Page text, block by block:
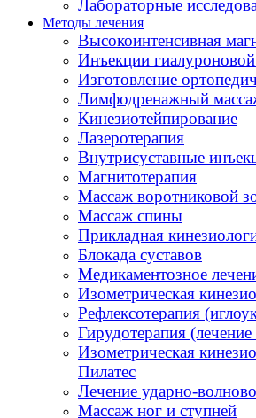
Лабораторные
Методы лечения
Высокоинтенсивная
Инъекции
Изготовление
Лимфодренажный
Кинезиотейпирование
Лазеротерапия
Внутрисуставные
Магнитотерапия
Массаж воротниковой
Массаж спины
Прикладная
Блокада суставов
Медикаментозное
Изометрическая
Рефлексотерапия
Гирудотерапия
Изометрическая
Пилатес
Лечение ударно-
Массаж ног и ступней